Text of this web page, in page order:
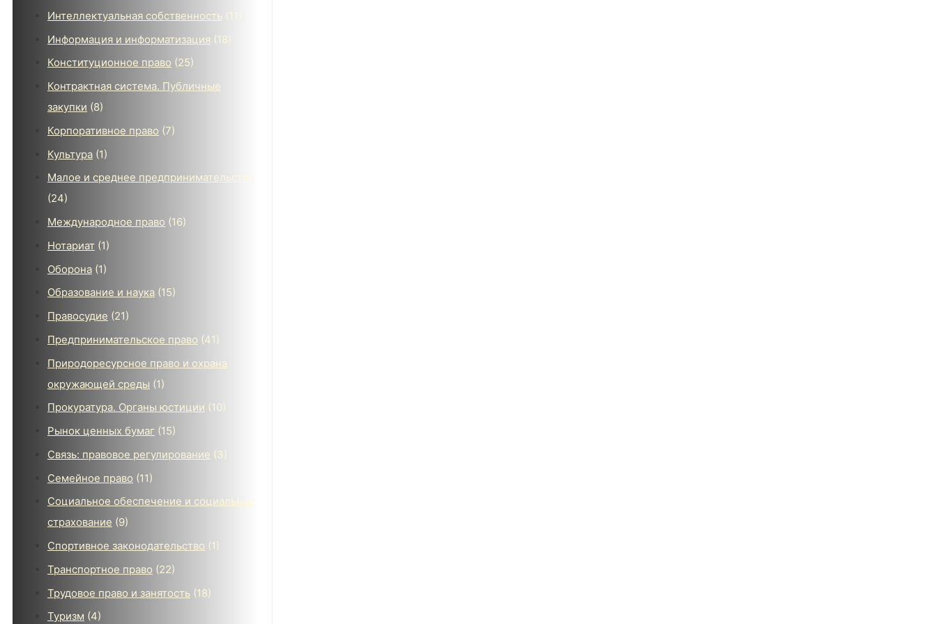
Интеллектуальная собственность (11)
Информация и информатизация (18)
Конституционное право (25)
Контрактная система. Публичные
закупки (8)
Корпоративное право (7)
Культура (1)
Малое и среднее предпринимательство
(24)
Международное право (16)
Нотариат (1)
Оборона (1)
Образование и наука (15)
Правосудие (21)
Предпринимательское право (41)
Природоресурсное право и охрана
окружающей среды (1)
Прокуратура. Органы юстиции (10)
Рынок ценных бумаг (15)
Связь: правовое регулирование (3)
Семейное право (11)
Социальное обеспечение и социальное
страхование (9)
Спортивное законодательство (1)
Транспортное право (22)
Трудовое право и занятость (18)
Туризм (4)